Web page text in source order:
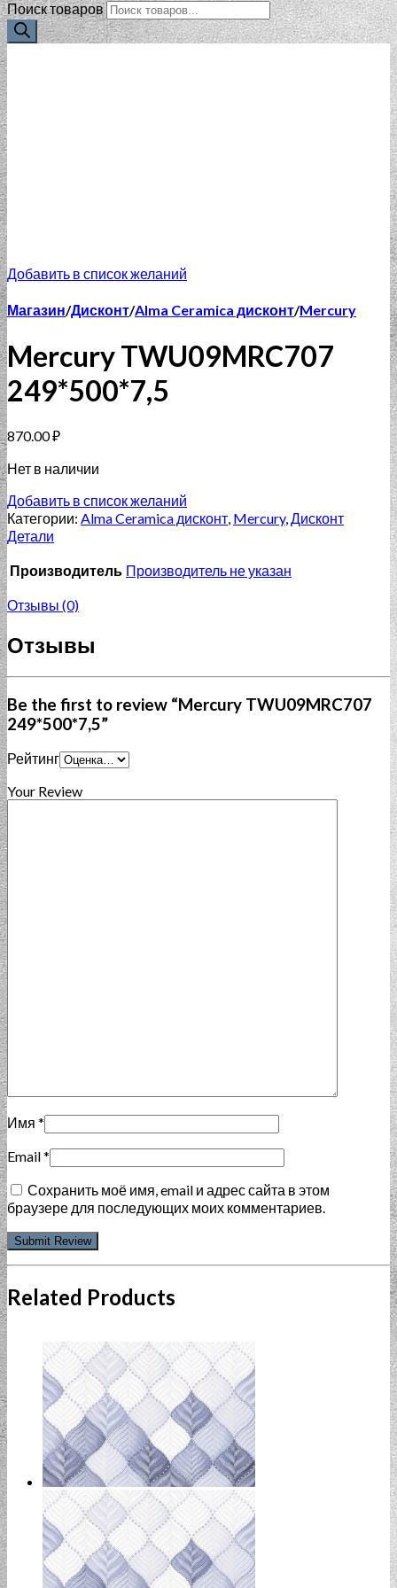
Поиск товаров
Добавить в список желаний
Магазин/Дисконт/Alma Ceramica дисконт/Mercury
Mercury TWU09MRC707
249*500*7,5
870.00₽
Нет в наличии
Добавить в список желаний
Категории: Alma Ceramica дисконт, Mercury,Дисконт
Детали
Производитель Производитель не указан
Отзывы (0)
Отзывы
Be the first to review “Mercury TWU09MRC707
249*500*7,5”
Рейтинг
Your Review
Имя *
Email*
Сохранить моё имя, email и адрес сайта в этом
браузере для последующих моих комментариев.
Related Products